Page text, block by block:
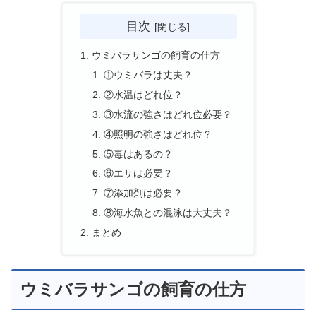
目次
ウミバラサンゴの飼育の仕方
①ウミバラは丈夫？
②水温はどれ位？
③水流の強さはどれ位必要？
④照明の強さはどれ位？
⑤毒はあるの？
⑥エサは必要？
⑦添加剤は必要？
⑧海水魚との混泳は大丈夫？
まとめ
ウミバラサンゴの飼育の仕方